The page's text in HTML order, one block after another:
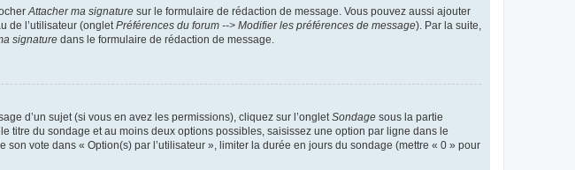
Attacher ma signature sur le formulaire de rédaction de message. Vous pouvez aussi ajouter
de l’utilisateur (onglet Préférences du forum --> Modifier les préférences de message). Par la suite,
signature dans le formulaire de rédaction de message.
d’un sujet (si vous en avez les permissions), cliquez sur l’onglet Sondage sous la partie
titre du sondage et au moins deux options possibles, saisissez une option par ligne dans le
vote dans « Option(s) par l’utilisateur », limiter la durée en jours du sondage (mettre « 0 » pour